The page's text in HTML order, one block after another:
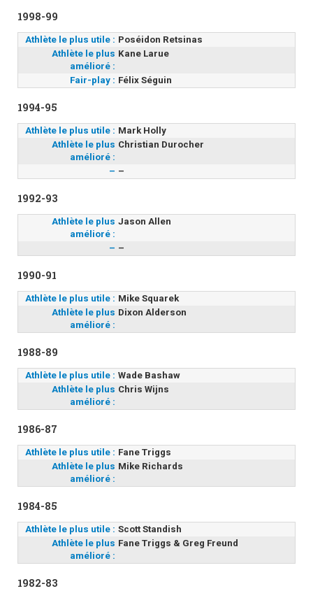
1998-99
Athlète le plus utile : Poséidon Retsinas
Athlète le plus
amélioré :
Kane Larue
Fair-play : Félix Séguin
1994-95
Athlète le plus utile : Mark Holly
Athlète le plus
amélioré :
Christian Durocher
– –
1992-93
Athlète le plus
amélioré :
Jason Allen
– –
1990-91
Athlète le plus utile : Mike Squarek
Athlète le plus
amélioré :
Dixon Alderson
1988-89
Athlète le plus utile : Wade Bashaw
Athlète le plus
amélioré :
Chris Wijns
1986-87
Athlète le plus utile : Fane Triggs
Athlète le plus
amélioré :
Mike Richards
1984-85
Athlète le plus utile : Scott Standish
Athlète le plus
amélioré :
Fane Triggs & Greg Freund
1982-83